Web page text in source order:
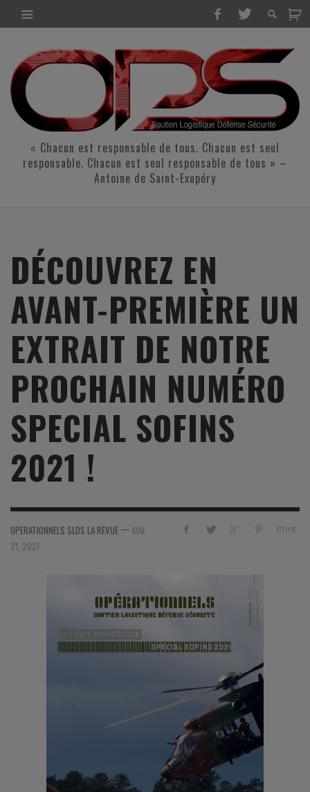
« Chacun est responsable de tous. Chacun est seul
responsable. Chacun est seul responsable de tous » –
Antoine de Saint-Exupéry
DÉCOUVREZ EN
AVANT-PREMIÈRE UN
EXTRAIT DE NOTRE
PROCHAIN NUMÉRO
SPECIAL SOFINS
2021 !
Print
OPERATIONNELS SLDS LA REVUE — MAI
21, 2021